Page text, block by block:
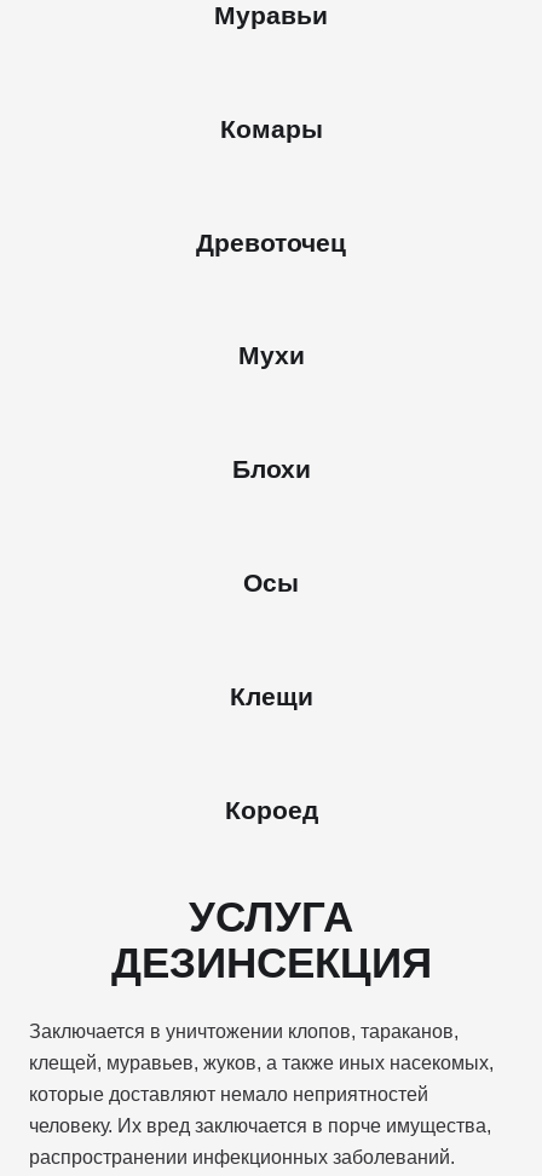
Муравьи
Комары
Древоточец
Мухи
Блохи
Осы
Клещи
Короед
УСЛУГА
ДЕЗИНСЕКЦИЯ
Заключается в уничтожении клопов, тараканов,
клещей, муравьев, жуков, а также иных насекомых,
которые доставляют немало неприятностей
человеку. Их вред заключается в порче имущества,
распространении инфекционных заболеваний.